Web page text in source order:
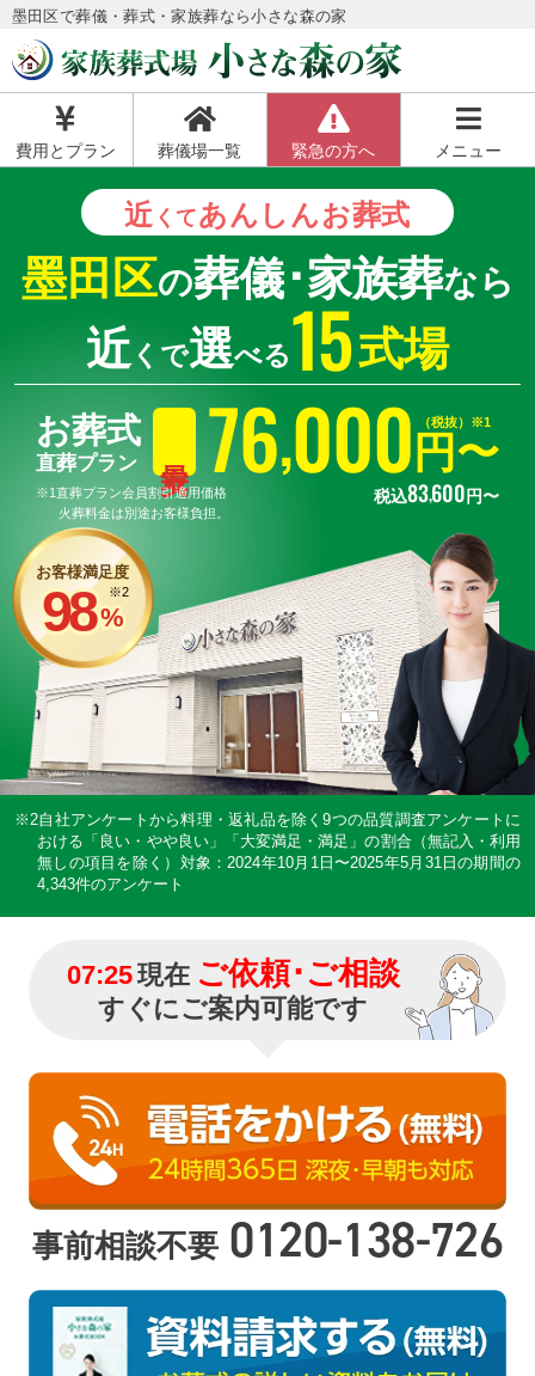
墨田区で葬儀・葬式・家族葬なら小さな森の家
費用とプラン 葬儀場一覧 緊急の方へ メニュー
近 くてあんしんお葬式
墨田区の葬儀･家族葬なら
近 くで選べる15式場
お葬式
直葬プラン 76,000 円〜
（税抜）※1
税込83,600 円〜
※1直葬プラン会員割引適用価格
火葬料金は別途お客様負担。
お客様満足度
98%
※2
※2自社アンケートから料理・返礼品を除く9つの品質調査アンケートに
おける「良い・やや良い」「大変満足・満足」の割合（無記入・利用
無しの項目を除く） 対象：2024年10月1日〜2025年5月31日の期間の
4,343件のアンケート
07:25現在 ご依頼･ご相談
すぐにご案内可能です
事前相談不要 0120-138-726